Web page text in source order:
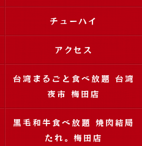
チューハイ
アクセス
台湾まるごと食べ放題 台湾
夜市 梅田店
黒毛和牛食べ放題 焼肉結局
たれ。梅田店